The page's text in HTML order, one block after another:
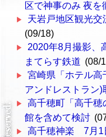
区で神事のみ 夜を
天岩戸地区観光
(09/18)
2020年8月撮影、
まてらす鉄道 (08/
宮崎県「ホテル高
アンドレストラン)
高千穂町「高千穂
館を含めて検討
高千穂神楽 7月1